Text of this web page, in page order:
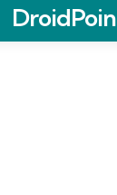
DroidPoin